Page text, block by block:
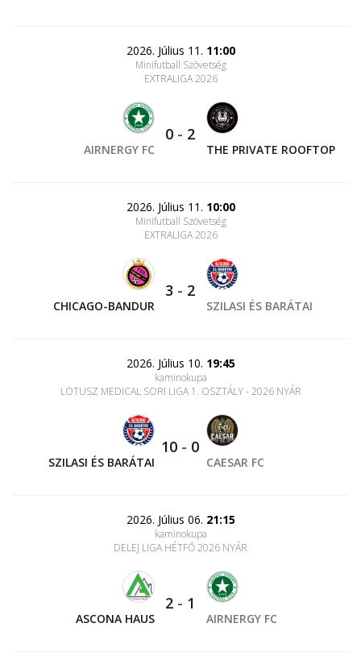
2026. Július 11. 11:00
Minifutball Szövetség
EXTRALIGA 2026
AIRNERGY FC
0 - 2
THE PRIVATE ROOFTOP
2026. Július 11. 10:00
Minifutball Szövetség
EXTRALIGA 2026
CHICAGO-BANDUR
3 - 2
SZILASI ÉS BARÁTAI
2026. Július 10. 19:45
kaminokupa
LOTUSZ MEDICAL SORI LIGA 1. OSZTÁLY - 2026 NYÁR
SZILASI ÉS BARÁTAI
10 - 0
CAESAR FC
2026. Július 06. 21:15
kaminokupa
DELEJ LIGA HÉTFŐ 2026 NYÁR
ASCONA HAUS
2 - 1
AIRNERGY FC